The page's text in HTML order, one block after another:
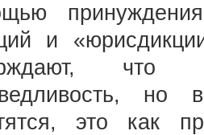
и
что
это как